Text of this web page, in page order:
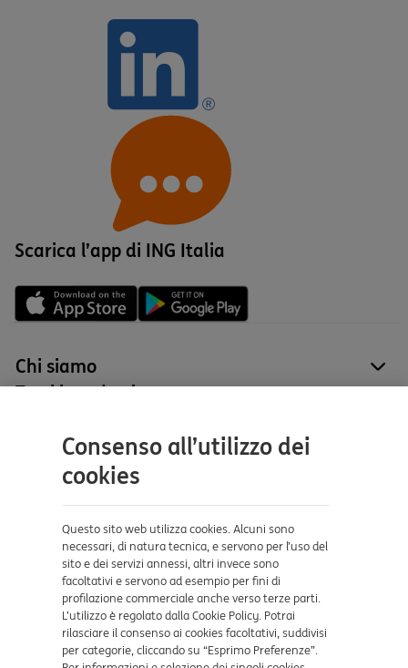
Scarica l’app di ING Italia
Chi siamo
Tutti i prodotti
Aiuto e supporto
Dove ci trovi
Certificazioni
Consenso all’utilizzo dei
cookies
Questo sito web utilizza cookies. Alcuni sono
necessari, di natura tecnica, e servono per l’uso del
sito e dei servizi annessi, altri invece sono
facoltativi e servono ad esempio per fini di
profilazione commerciale anche verso terze parti.
L’utilizzo è regolato dalla Cookie Policy. Potrai
rilasciare il consenso ai cookies facoltativi, suddivisi
per categorie, cliccando su “Esprimo Preferenze”.